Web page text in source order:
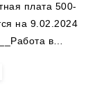
плата 500-
на 9.02.2024
в…